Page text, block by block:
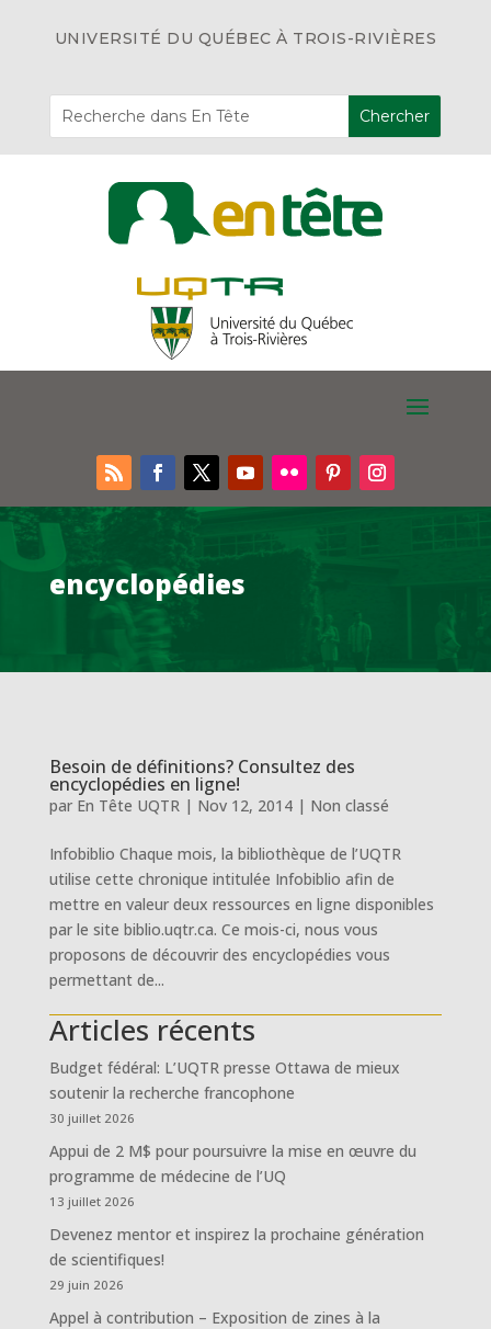
UNIVERSITÉ DU QUÉBEC À TROIS-RIVIÈRES
encyclopédies
Besoin de définitions? Consultez des
encyclopédies en ligne!
par En Tête UQTR| Nov 12, 2014| Non classé
Infobiblio Chaque mois, la bibliothèque de l’UQTR
utilise cette chronique intitulée Infobiblio afin de
mettre en valeur deux ressources en ligne disponibles
par le site biblio.uqtr.ca. Ce mois-ci, nous vous
proposons de découvrir des encyclopédies vous
permettant de...
Articles récents
Budget fédéral: L’UQTR presse Ottawa de mieux
soutenir la recherche francophone
30 juillet 2026
Appui de 2 M$ pour poursuivre la mise en œuvre du
programme de médecine de l’UQ
13 juillet 2026
Devenez mentor et inspirez la prochaine génération
de scientifiques!
29 juin 2026
Appel à contribution – Exposition de zines à la